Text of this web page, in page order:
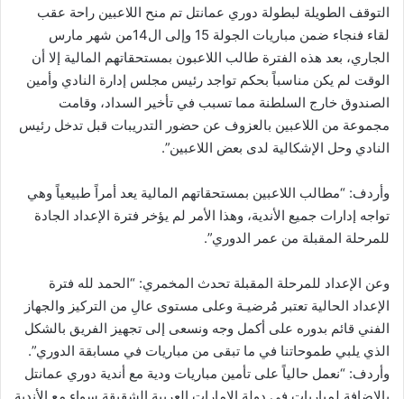
التوقف الطويلة لبطولة دوري عمانتل تم منح اللاعبين راحة عقب
لقاء فنجاء ضمن مباريات الجولة 15 وإلى ال14من شهر مارس
الجاري، بعد هذه الفترة طالب اللاعبون بمستحقاتهم المالية إلا أن
الوقت لم يكن مناسباً بحكم تواجد رئيس مجلس إدارة النادي وأمين
الصندوق خارج السلطنة مما تسبب في تأخير السداد، وقامت
مجموعة من اللاعبين بالعزوف عن حضور التدريبات قبل تدخل رئيس
النادي وحل الإشكالية لدى بعض اللاعبين”.
وأردف: “مطالب اللاعبين بمستحقاتهم المالية يعد أمراً طبيعياً وهي
تواجه إدارات جميع الأندية، وهذا الأمر لم يؤخر فترة الإعداد الجادة
للمرحلة المقبلة من عمر الدوري”.
وعن الإعداد للمرحلة المقبلة تحدث المخمري: “الحمد لله فترة
الإعداد الحالية تعتبر مُرضيـة وعلى مستوى عالِ من التركيز والجهاز
الفني قائم بدوره على أكمل وجه ونسعى إلى تجهيز الفريق بالشكل
الذي يلبي طموحاتنا في ما تبقى من مباريات في مسابقة الدوري”.
وأردف: “نعمل حالياً على تأمين مباريات ودية مع أندية دوري عمانتل